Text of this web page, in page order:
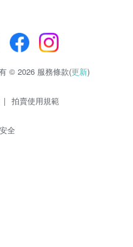
© 2026 服務條款(更新)
| 拍賣使用規範
全